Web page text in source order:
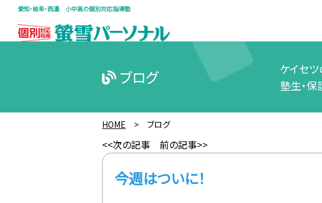
愛知・岐阜・西濃 小中高の個別対応指導塾
ブログ
ケイセ
塾生・
HOME > ブログ
<<次の記事 前の記事>>
今週はついに！